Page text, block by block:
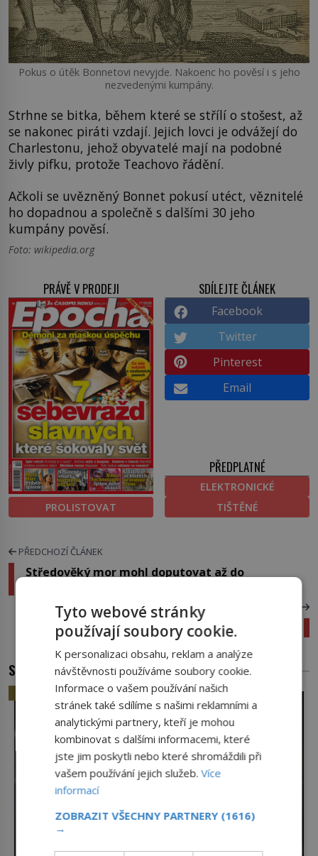
Pokus o útěk Bonnetovi nevyjde. Nakoenc ho pověsí i s jeho
nezvedenými kumpány.
Strhne se bitka, během které se střílí o stošest, až
se nakonec piráti vzdají. Jejich lovci je odvážejí do
Charlestonu, jehož obyvatelé mají na podobné
živly pifku, protože Teachovo řádění.
Ačkoli se uvězněný Bonnet pokusí utéct, věznitelé
ho dopadnou a společně s dalšími 30 jeho
kumpány pověsí.
Foto: wikipedia.org
PRÁVĚ V PRODEJI
PROLISTOVAT
SDÍLEJTE ČLÁNEK
Facebook
Twitter
Pinterest
Email
PŘEDPLATNÉ
ELEKTRONICKÉ
TIŠTĚNÉ
PŘEDCHOZÍ ČLÁNEK
Středověký mor mohl doputovat až do
VIDEO: TOP 5 velkých, ale zvláštních sběratelů
SOUVISEJÍCÍ ČLÁNKY
HISTORIE
Tyto webové stránky
používají soubory cookie.
K personalizaci obsahu, reklam a analýze
návštěvnosti používáme soubory cookie.
Informace o vašem používání našich
stránek také sdílíme s našimi reklamními a
analytickými partnery, kteří je mohou
kombinovat s dalšími informacemi, které
jste jim poskytli nebo které shromáždili při
vašem používání jejich služeb.Více
informací
ZOBRAZIT VŠECHNY PARTNERY (1616)
→